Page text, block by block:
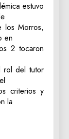
estuvo
los Morros,
en
2 tocaron
rol del tutor
criterios y
la